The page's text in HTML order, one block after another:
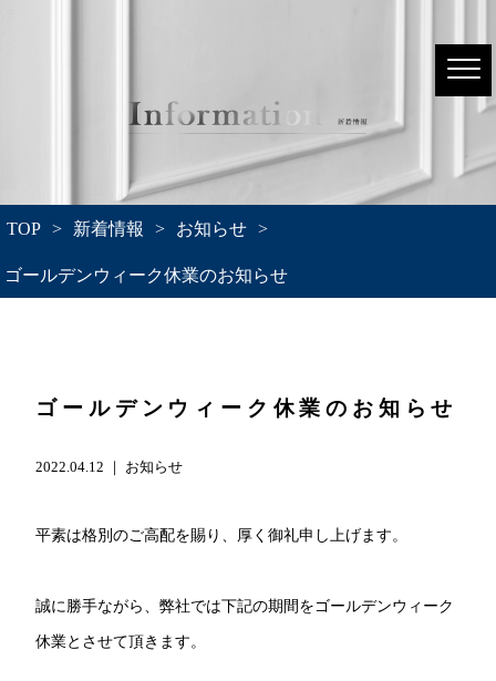
TOP > 新着情報 > お知らせ >
ゴールデンウィーク休業のお知らせ
ゴールデンウィーク休業のお知らせ
2022.04.12 ｜ お知らせ
平素は格別のご高配を賜り、厚く御礼申し上げます。
誠に勝手ながら、弊社では下記の期間をゴールデンウィーク
休業とさせて頂きます。